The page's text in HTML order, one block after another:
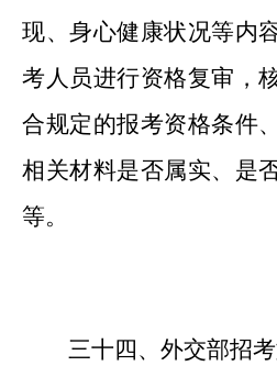
现、身心健康状况等内
考人员进行资格复审，
合规定的报考资格条件
相关材料是否属实、是
等。
三十四、外交部招